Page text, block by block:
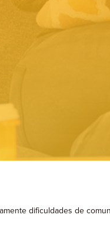
dificuldades de